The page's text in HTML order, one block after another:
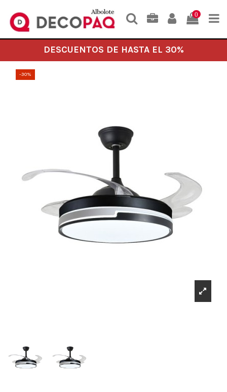
0
DESCUENTOS DE HASTA EL 30%
-30%